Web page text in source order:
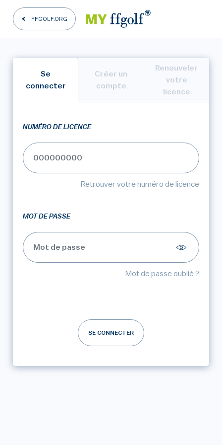
FFGOLF.ORG
Se
connecter
Créer un
compte
Renouveler
votre
licence
NUMÉRO DE LICENCE
Retrouver votre numéro de licence
MOT DE PASSE
Mot de passe oublié ?
SE CONNECTER